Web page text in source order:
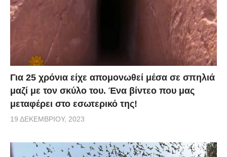
Για 25 χρόνια είχε απομονωθεί μέσα σε σπηλιά
μαζί με τον σκύλο του. Ένα βίντεο που μας
μεταφέρει στο εσωτερικό της!
19 ΔΕΚΕΜΒΡΊΟΥ, 2023